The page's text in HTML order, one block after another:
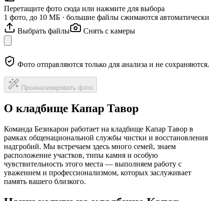
Перетащите фото сюда или нажмите для выбора
1 фото, до 10 МБ · большие файлы сжимаются автоматически
Выбрать файлы
Снять с камеры
Фото отправляются только для анализа и не сохраняются.
Проанализировать фото
О кладбище Капар Тавор
Команда Безикарон работает на кладбище Капар Тавор в
рамках общенациональной службы чистки и восстановления
надгробий. Мы встречаем здесь много семей, знаем
расположение участков, типы камня и особую
чувствительность этого места — выполняем работу с
уважением и профессионализмом, которых заслуживает
память вашего близкого.